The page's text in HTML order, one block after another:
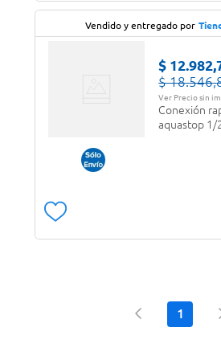
Vendido y entregado por
$ 12.982,
$ 18.546,
Ver Precio sin
Conexión
aquastop 1/
1